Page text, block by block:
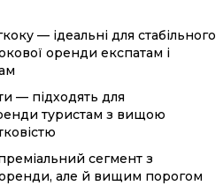
— ідеальні для стабільного
оренди експатам і
— підходять для
туристам з вищою
сегмент з
але й вищим порогом